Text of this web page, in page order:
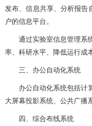
发布、信息共享、分析报
户的信息平台。
通过实验室信息管理系统
率、科研水平、降低运
三、办公自动化系统
办公自动化系统包括计算机主
大屏幕投影系统、公共广播
四、综合布线系统